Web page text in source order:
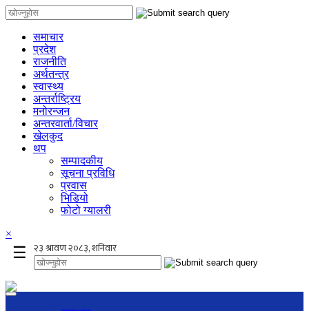
समाचार
प्रदेश
राजनीति
अर्थतन्त्र
स्वास्थ्य
अन्तर्राष्ट्रिय
मनोरन्जन
अन्तरवार्ता/विचार
खेलकुद
थप
सम्पादकीय
सूचना प्रविधि
प्रवास
भिडियो
फोटो ग्यालरी
×
☰